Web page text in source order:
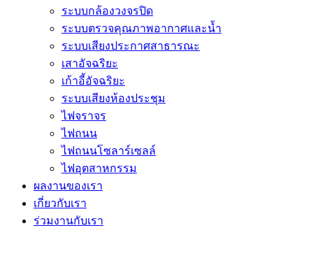
ระบบกล้องวงจรปิด
ระบบตรวจคุณภาพอากาศและน้ำ
ระบบเสียงประกาศสาธารณะ
เสาอัจฉริยะ
เก้าอี้อัจฉริยะ
ระบบเสียงห้องประชุม
ไฟจราจร
ไฟถนน
ไฟถนนโซลาร์เซลล์
ไฟอุตสาหกรรม
ผลงานของเรา
เกี่ยวกับเรา
ร่วมงานกับเรา